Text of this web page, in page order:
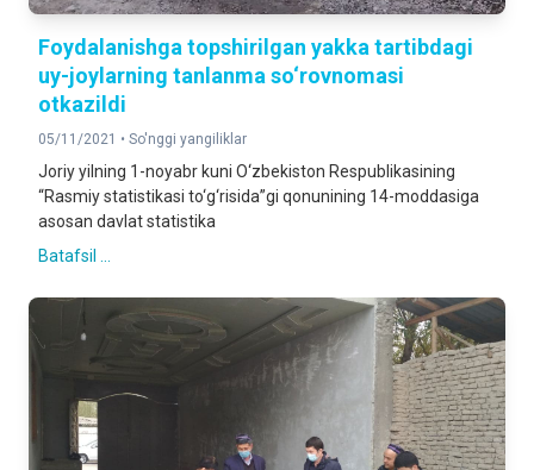
Foydalanishga topshirilgan yakka tartibdagi
uy-joylarning tanlanma so‘rovnomasi
otkazildi
05/11/2021 • So'nggi yangiliklar
Joriy yilning 1-noyabr kuni O‘zbekiston Respublikasining
“Rasmiy statistikasi to‘g‘risida”gi qonunining 14-moddasiga
asosan davlat statistika
Batafsil ...